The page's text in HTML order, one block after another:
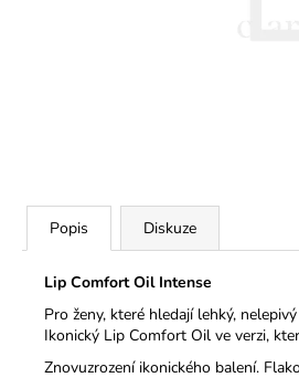
Popis Diskuze
Lip Comfort Oil Intense
Pro ženy, které hledají lehký,
Ikonický Lip Comfort Oil ve verzi,
Znovuzrození ikonického balení.